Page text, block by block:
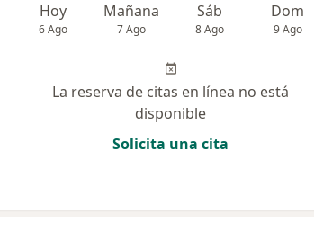
Hoy
6 Ago
Mañana
7 Ago
Sáb
8 Ago
Dom
9 Ago
La reserva de citas en línea no está
disponible
Solicita una cita